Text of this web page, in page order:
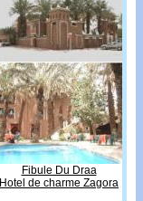
Fibule Du Draa
Hotel de charme Zagora